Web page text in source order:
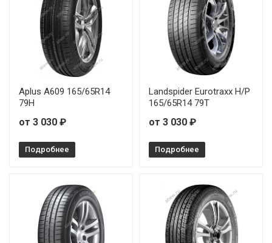
Aplus A609 165/65R14
79H
от 3 030 ₽
Подробнее
Landspider Eurotraxx H/P
165/65R14 79T
от 3 030 ₽
Подробнее